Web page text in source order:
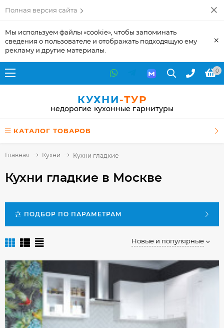
Полная версия сайта
Мы используем файлы «cookie», чтобы запоминать
сведения о пользователе и отображать подходящую ему
рекламу и другие материалы.
×
0
КУХНИ-ТУР
недорогие кухонные гарнитуры
КАТАЛОГ ТОВАРОВ
Главная Кухни Кухни гладкие
Кухни гладкие в Москве
ПОДБОР ПО ПАРАМЕТРАМ
Новые и популярные